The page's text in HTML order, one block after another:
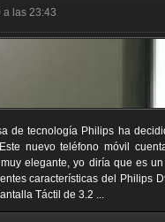
a las 23:43
de tecnología Philips ha
nuevo teléfono móvil
elegante, yo diría que es
características del Philips
Táctil de 3.2 ...